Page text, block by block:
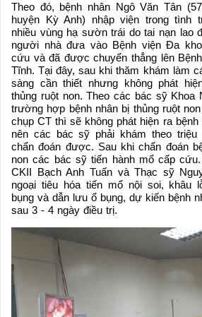
Theo đó, bệnh nhân Ngô Văn Tân
huyện Kỳ Anh) nhập viện trong tình
nhiều vùng hạ sườn trái do tai nạn lao
người nhà đưa vào Bệnh viện Đa
cứu và đã được chuyển thẳng lên
Tĩnh. Tại đây, sau khi thăm khám làm
sàng cần thiết nhưng không phát
thủng ruột non. Theo các bác sỹ Khoa
trường hợp bệnh nhân bị thủng ruột
chụp CT thì sẽ không phát hiện ra bệnh
nên các bác sỹ phải khám theo
chẩn đoán được. Sau khi chẩn đoán
non các bác sỹ tiến hành mổ cấp
CKII Bạch Anh Tuấn và Thạc sỹ
ngoại tiêu hóa tiến mổ nội soi, khâu
bụng và dẫn lưu ổ bụng, dự kiến bệnh
sau 3 - 4 ngày điều trị.